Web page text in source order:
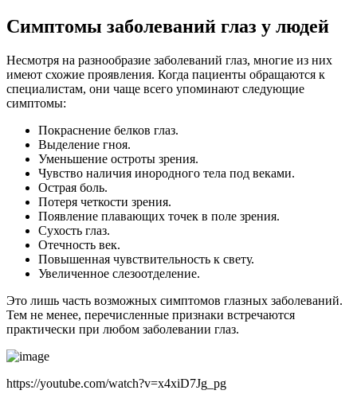
Симптомы заболеваний глаз у людей
Несмотря на разнообразие заболеваний глаз, многие из них
имеют схожие проявления. Когда пациенты обращаются к
специалистам, они чаще всего упоминают следующие
симптомы:
Покраснение белков глаз.
Выделение гноя.
Уменьшение остроты зрения.
Чувство наличия инородного тела под веками.
Острая боль.
Потеря четкости зрения.
Появление плавающих точек в поле зрения.
Сухость глаз.
Отечность век.
Повышенная чувствительность к свету.
Увеличенное слезоотделение.
Это лишь часть возможных симптомов глазных заболеваний.
Тем не менее, перечисленные признаки встречаются
практически при любом заболевании глаз.
https://youtube.com/watch?v=x4xiD7Jg_pg